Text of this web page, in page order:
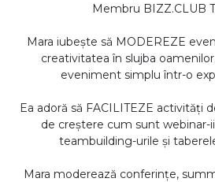
Membru BIZZ.CLUB
Mara iubește să MODEREZE
creativitatea în slujba
eveniment simplu într-o
Ea adoră să FACILITEZE activități
de creștere cum sunt webinar-
teambuilding-urile și
Mara moderează conferințe,